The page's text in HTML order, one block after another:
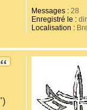
Messages :28
Enregistré le :
Localisation :
CITATION